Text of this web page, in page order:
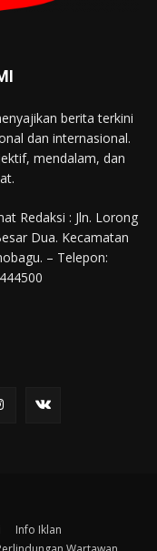
berita terkini
dan internasional.
mendalam, dan
Redaksi : Jln. Lorong
Dua. Kecamatan
– Telepon:
Info Iklan